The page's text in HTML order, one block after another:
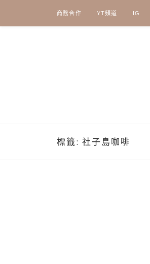
content
商務合作 YT頻道 IG
標籤: 社子島咖啡